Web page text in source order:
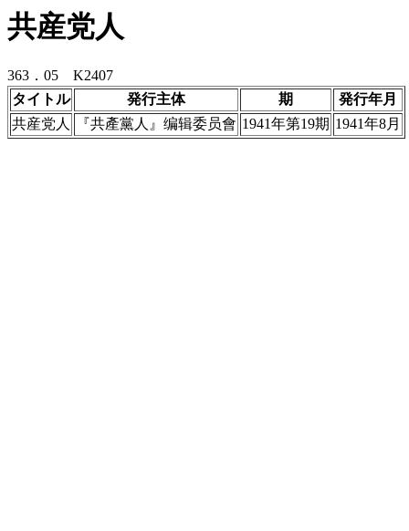
共産党人
363．05 K2407
タイトル
発行主体 期
発行年月
共産党人
『共產黨人』编辑委员會 1941年第19期 1941年8月